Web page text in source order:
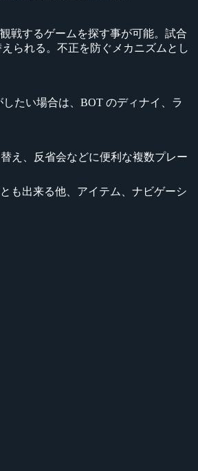
戦するゲームを探す事が可能。試合
られる。不正を防ぐメカニズムとし
たい場合は、BOT のディナイ、ラ
え、反省会などに便利な複数プレー
も出来る他、アイテム、ナビゲーシ